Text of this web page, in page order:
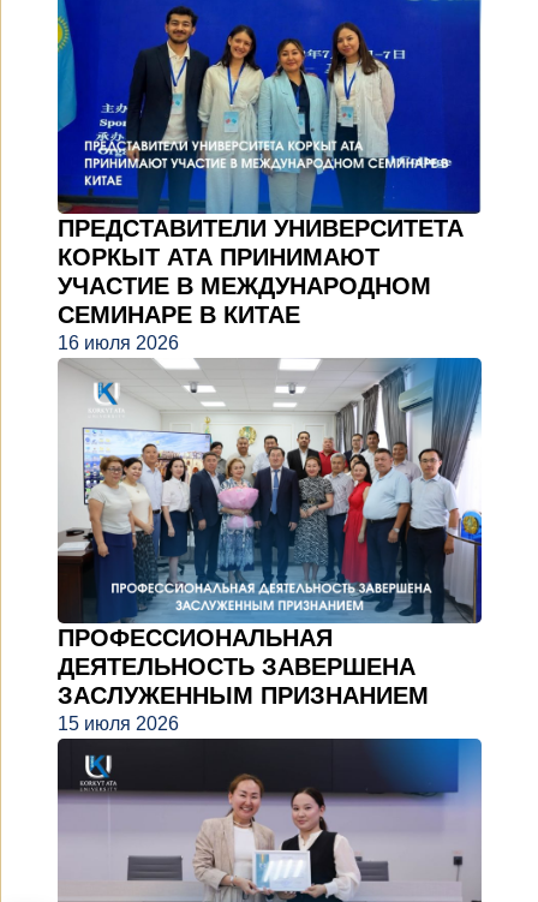
ПРЕДСТАВИТЕЛИ УНИВЕРСИТЕТА
КОРКЫТ АТА ПРИНИМАЮТ
УЧАСТИЕ В МЕЖДУНАРОДНОМ
СЕМИНАРЕ В КИТАЕ
16 июля 2026
ПРОФЕССИОНАЛЬНАЯ
ДЕЯТЕЛЬНОСТЬ ЗАВЕРШЕНА
ЗАСЛУЖЕННЫМ ПРИЗНАНИЕМ
15 июля 2026